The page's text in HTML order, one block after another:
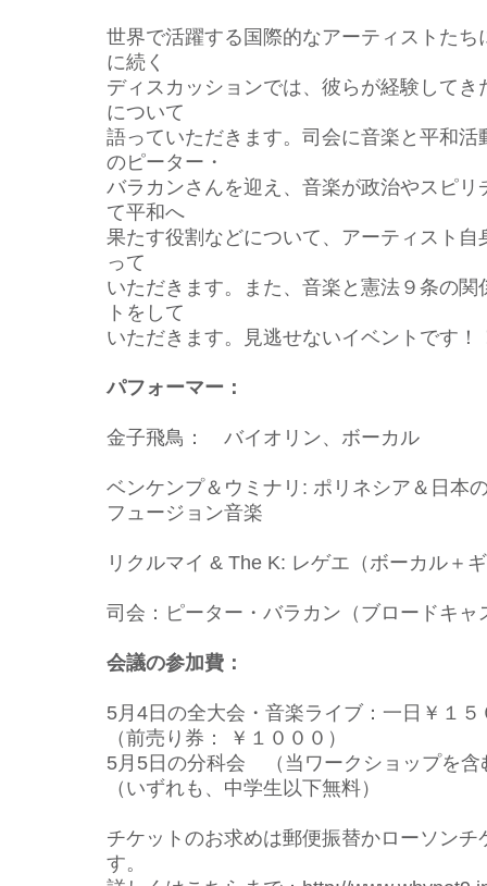
世界で活躍する国際的なアーティストたち
に続く
ディスカッションでは、彼らが経験してき
について
語っていただきます。司会に音楽と平和活
のピーター・
バラカンさんを迎え、音楽が政治やスピリ
て平和へ
果たす役割などについて、アーティスト自
って
いただきます。また、音楽と憲法９条の関
トをして
いただきます。見逃せないイベントです！
パフォーマー：
金子飛鳥： バイオリン、ボーカル
ベンケンプ＆ウミナリ: ポリネシア＆日本
フュージョン音楽
リクルマイ & The K: レゲエ（ボーカル＋
司会：ピーター・バラカン（ブロードキャ
会議の参加費：
5月4日の全大会・音楽ライブ：一日￥１
（前売り券： ￥１０００）
5月5日の分科会 （当ワークショップを
（いずれも、中学生以下無料）
チケットのお求めは郵便振替かローソンチ
す。